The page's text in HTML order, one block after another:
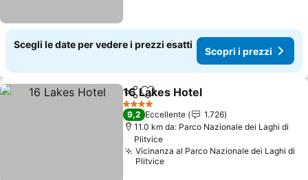
Scegli le date per vedere i prezzi esatti
Scopri i prezzi
CondividiAggiungi ai preferiti
16 Lakes Hotel
4 Stelle
9,2 Eccellente
1.726
11.0 km da: Parco Nazionale dei Laghi di
Plitvice
Vicinanza al Parco Nazionale dei Laghi di
Plitvice